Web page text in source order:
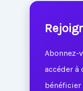
Abonnez-
accéder à